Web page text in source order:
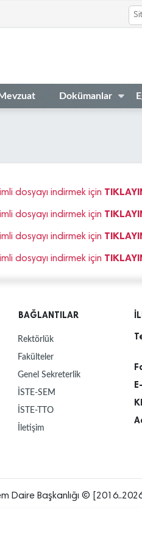
Mevzuat Dokümanlar
dosyayı indirmek için
dosyayı indirmek için
dosyayı indirmek için
dosyayı indirmek için
BAĞLANTILAR
Rektörlük
Fakülteler
Genel Sekreterlik
İSTE-SEM
İSTE-TTO
İletişim
Daire Başkanlığı ©